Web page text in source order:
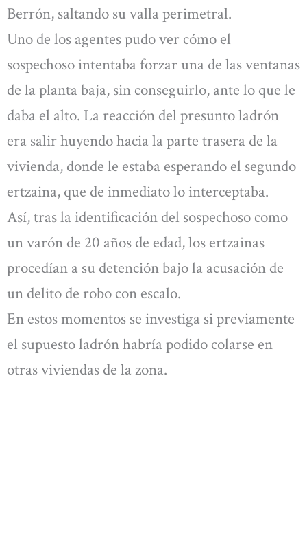
Berrón, saltando su valla perimetral.
Uno de los agentes pudo ver cómo el
sospechoso intentaba forzar una de las ventanas
de la planta baja, sin conseguirlo, ante lo que le
daba el alto. La reacción del presunto ladrón
era salir huyendo hacia la parte trasera de la
vivienda, donde le estaba esperando el segundo
ertzaina, que de inmediato lo interceptaba.
Así, tras la identificación del sospechoso como
un varón de 20 años de edad, los ertzainas
procedían a su detención bajo la acusación de
un delito de robo con escalo.
En estos momentos se investiga si previamente
el supuesto ladrón habría podido colarse en
otras viviendas de la zona.